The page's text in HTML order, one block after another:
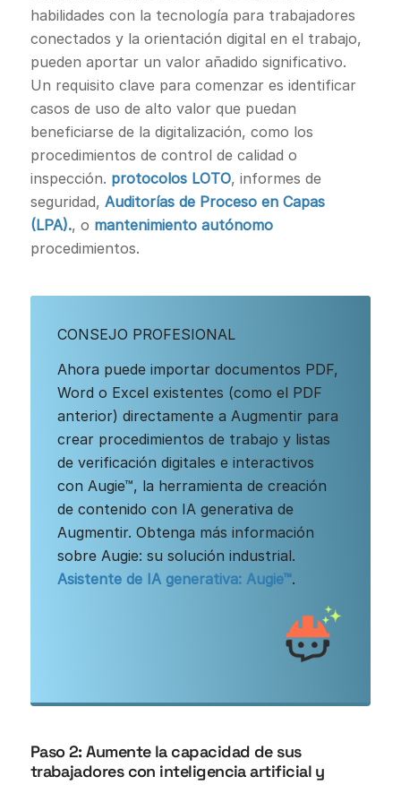
habilidades con la tecnología para trabajadores
conectados y la orientación digital en el trabajo,
pueden aportar un valor añadido significativo.
Un requisito clave para comenzar es identificar
casos de uso de alto valor que puedan
beneficiarse de la digitalización, como los
procedimientos de control de calidad o
inspección. protocolos LOTO, informes de
seguridad, Auditorías de Proceso en Capas
(LPA)., o mantenimiento autónomo
procedimientos.
CONSEJO PROFESIONAL
Ahora puede importar documentos PDF,
Word o Excel existentes (como el PDF
anterior) directamente a Augmentir para
crear procedimientos de trabajo y listas
de verificación digitales e interactivos
con Augie™, la herramienta de creación
de contenido con IA generativa de
Augmentir. Obtenga más información
sobre Augie: su solución industrial.
Asistente de IA generativa: Augie™.
Paso 2: Aumente la capacidad de sus
trabajadores con inteligencia artificial y